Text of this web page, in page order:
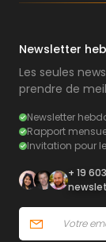
Newsletter
Les seules
prendre de
Newsletter
Rapport
Invitation pour
+ 19